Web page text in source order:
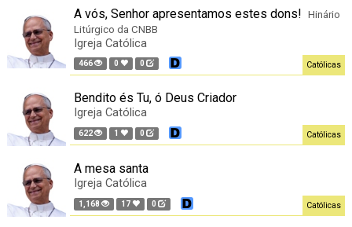
A vós, Senhor apresentamos estes dons! Hinário
Litúrgico da CNBB
Igreja Católica
466 0 0 Católicas
Bendito és Tu, ó Deus Criador
Igreja Católica
622 1 0 Católicas
A mesa santa
Igreja Católica
1,168 17 0 Católicas